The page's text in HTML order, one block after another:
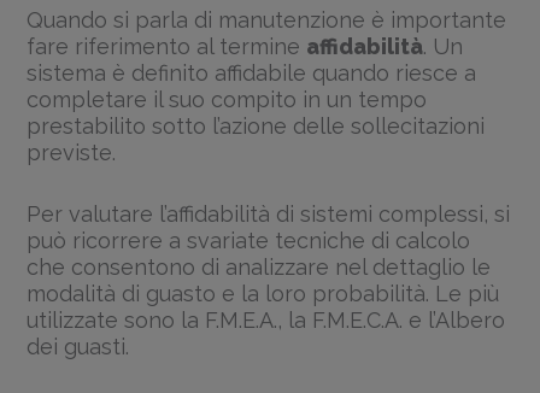
Quando si parla di manutenzione è importante
fare riferimento al termine affidabilità. Un
sistema è definito affidabile quando riesce a
completare il suo compito in un tempo
prestabilito sotto l’azione delle sollecitazioni
previste.
Per valutare l’affidabilità di sistemi complessi, si
può ricorrere a svariate tecniche di calcolo
che consentono di analizzare nel dettaglio le
modalità di guasto e la loro probabilità. Le più
utilizzate sono la F.M.E.A., la F.M.E.C.A. e l’Albero
dei guasti.